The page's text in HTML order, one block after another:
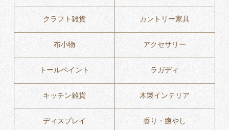
クラフト雑貨 カントリー家具
布小物 アクセサリー
トールペイント ラガディ
キッチン雑貨 木製インテリア
ディスプレイ 香り・癒やし